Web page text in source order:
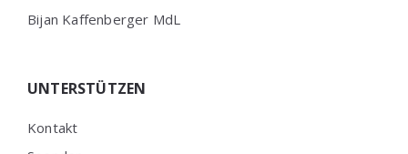
Bijan Kaffenberger MdL
UNTERSTÜTZEN
Kontakt